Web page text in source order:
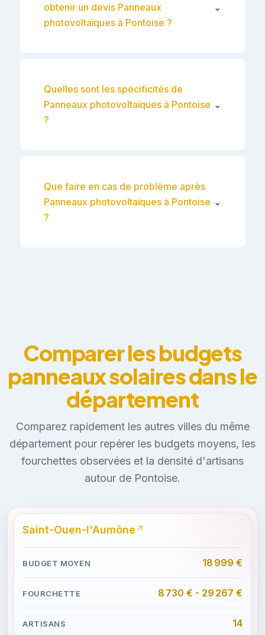
obtenir un devis Panneaux
photovoltaïques à Pontoise ?
⌄
Quelles sont les spécificités de
Panneaux photovoltaïques à Pontoise
?
⌄
Que faire en cas de problème après
Panneaux photovoltaïques à Pontoise
?
⌄
Comparer les budgets
panneaux solaires dans le
département
Comparez rapidement les autres villes du même
département pour repérer les budgets moyens, les
fourchettes observées et la densité d'artisans
autour de Pontoise.
Saint-Ouen-l'Aumône
18 999 €
8 730 € - 29 267 €
14